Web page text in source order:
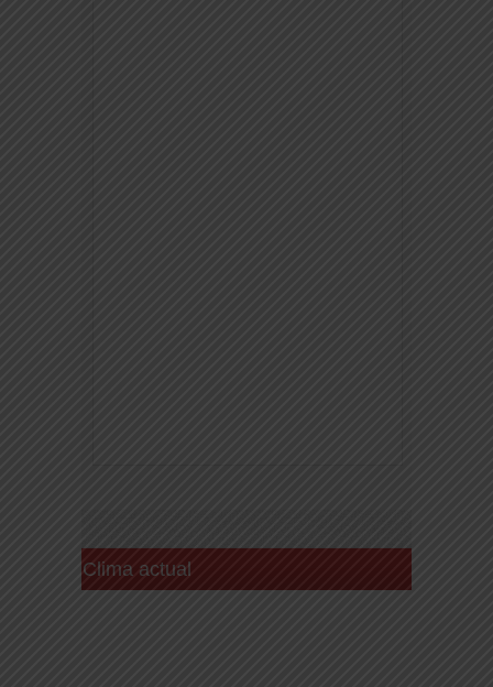
Clima actual